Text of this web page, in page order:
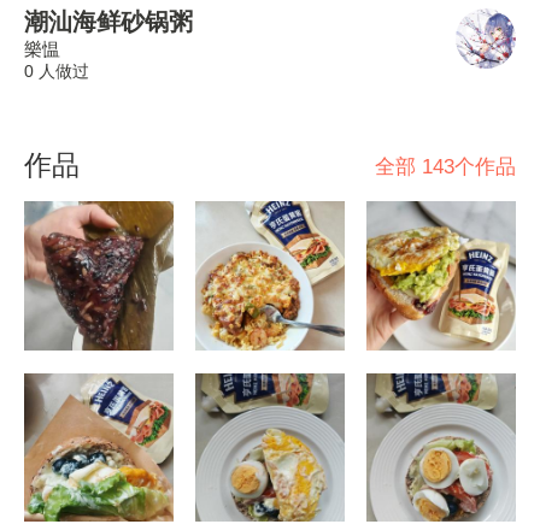
潮汕海鲜砂锅粥
樂愠
0 人做过
作品 全部 143个作品